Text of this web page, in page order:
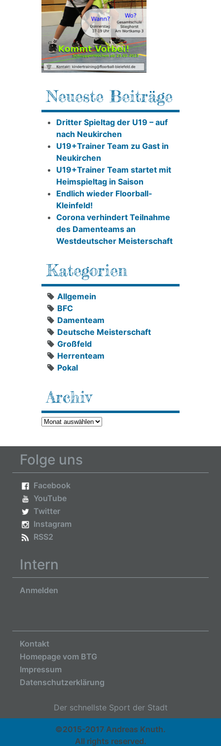
Neueste Beiträge
Dritter Spieltag der U19 – auf
nach Neukirchen
U19+Trainer Team zu Gast in
Neukirchen
U19+Trainer Team startet mit
Heimspieltag in Saison
Endlich wieder Floorball-
Kleinfeld!
Corona verhindert Teilnahme
des Damenteams an
Westdeutscher Meisterschaft
Kategorien
Allgemein
BFC
Damenteam
Deutsche Meisterschaft
Großfeld
Herrenteam
Pokal
Archiv
Archiv
Folge uns
Facebook
YouTube
Twitter
Instagram
RSS2
Intern
Anmelden
Kontakt
Homepage vom BTG
Impressum
Datenschutzerklärung
Der schnellste Sport der Stadt
©2015-2017 Andreas Knuth.
All rights reserved.